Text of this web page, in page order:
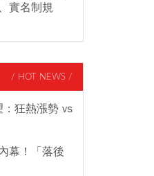
實名制規
/ HOT NEWS /
狂熱漲勢 vs
幕！「落後